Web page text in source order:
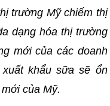
trường Mỹ chiếm thị
dạng hóa thị trường
mới của các doanh
khẩu sữa sẽ ổn
của Mỹ.